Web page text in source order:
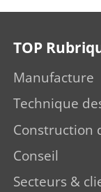
TOP
Manufacture
Technique
Construction
Conseil
Secteurs &